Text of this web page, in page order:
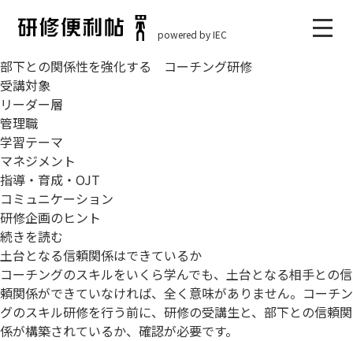
powered by IEC
チング研修
部下との関係性を強化する コーチング研修
受講対象
リーダー層
管理職
学習テーマ
マネジメント
指導・育成・OJT
コミュニケーション
研修企画のヒント
続きを読む
土台となる信頼関係はできているか
コーチングのスキルをいくら学んでも、土台となる相手との信
頼関係ができていなければ、全く意味がありません。コーチン
グのスキル研修を行う前に、研修の受講生と、部下との信頼関
係が構築されているか、確認が必要です。